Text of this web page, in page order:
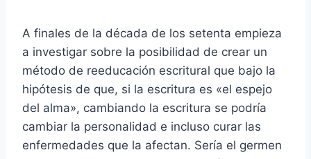
A finales de la década de los setenta empieza
a investigar sobre la posibilidad de crear un
método de reeducación escritural que bajo la
hipótesis de que, si la escritura es «el espejo
del alma», cambiando la escritura se podría
cambiar la personalidad e incluso curar las
enfermedades que la afectan. Sería el germen